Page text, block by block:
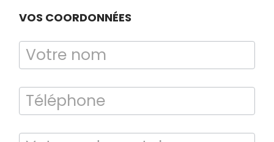
TERMITES
VOS COORDONNÉES